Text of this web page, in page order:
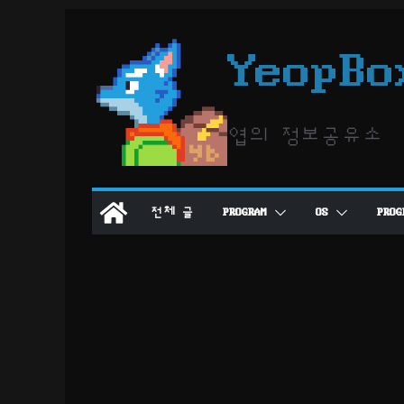
엽의 정보공유소
전체 글 PROGRAM OS